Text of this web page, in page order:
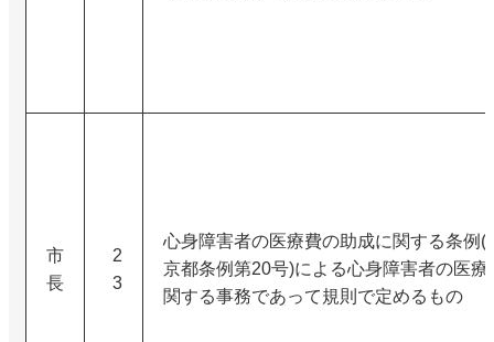
市
長
2
3
心身障害者の医療費の助成に関する条例(
京都条例第20号)による心身障害者の医療
関する事務であって規則で定めるもの